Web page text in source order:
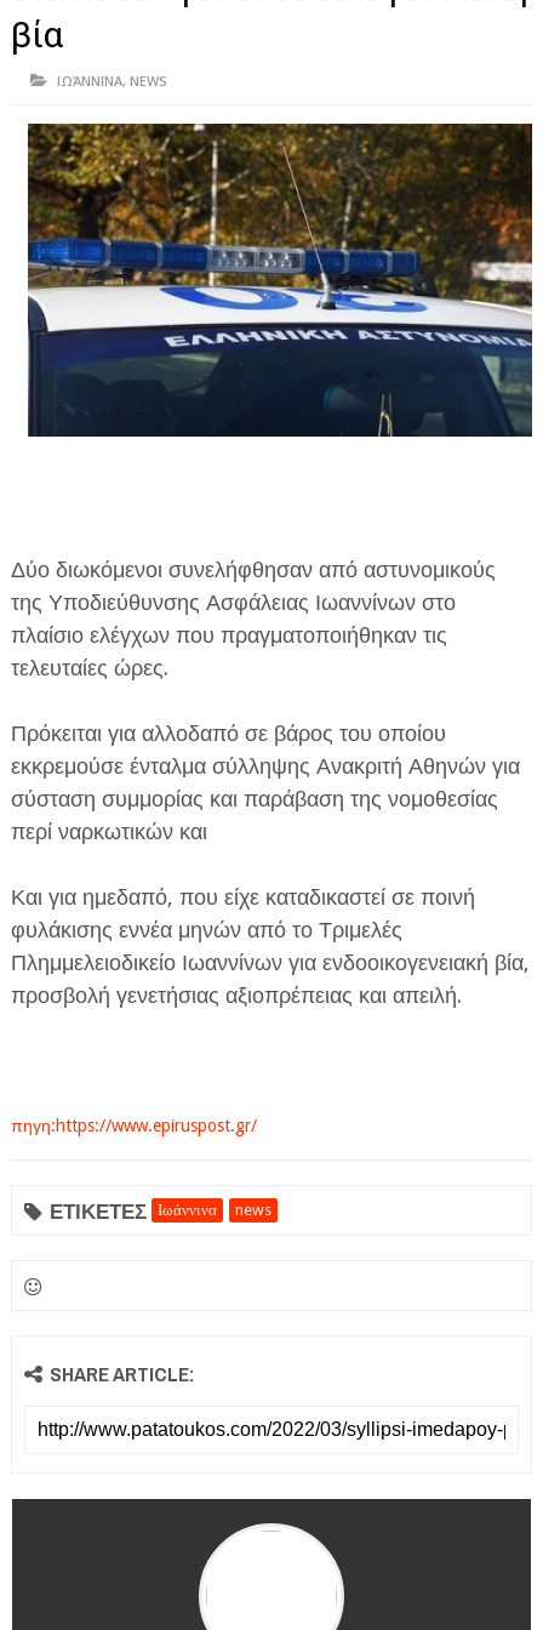
ΙΩΑΝΝΙΝΑ
ΘΕΣΠΡΩΤΙΑ
ΙΟΝΙΑ ΝΗΣΙΑ
ΚΑΙ ΕΛΛΑΔΑ
ΥΓΕΙΑ-ΟΜΟΡΦΙΑ
ΠΟΛΙΤΙΣΜΟΣ
ΕΦΗΜΕΡΙΔΑ Η ΠΑΡΓΑ
ΠΛΗΡΟΦΟΡΙΕΣ
βία
ΙΩΆΝΝΙΝΑ, NEWS
Δύο διωκόμενοι συνελήφθησαν από αστυνομικούς
της Υποδιεύθυνσης Ασφάλειας Ιωαννίνων στο
πλαίσιο ελέγχων που πραγματοποιήθηκαν τις
τελευταίες ώρες.
Πρόκειται για αλλοδαπό σε βάρος του οποίου
εκκρεμούσε ένταλμα σύλληψης Ανακριτή Αθηνών για
σύσταση συμμορίας και παράβαση της νομοθεσίας
περί ναρκωτικών και
Και για ημεδαπό, που είχε καταδικαστεί σε ποινή
φυλάκισης εννέα μηνών από το Τριμελές
Πλημμελειοδικείο Ιωαννίνων για ενδοοικογενειακή βία,
προσβολή γενετήσιας αξιοπρέπειας και απειλή.
πηγη:https://www.epiruspost.gr/
ΕΤΙΚΕΤΕΣ Ιωάννινα news
SHARE ARTICLE: